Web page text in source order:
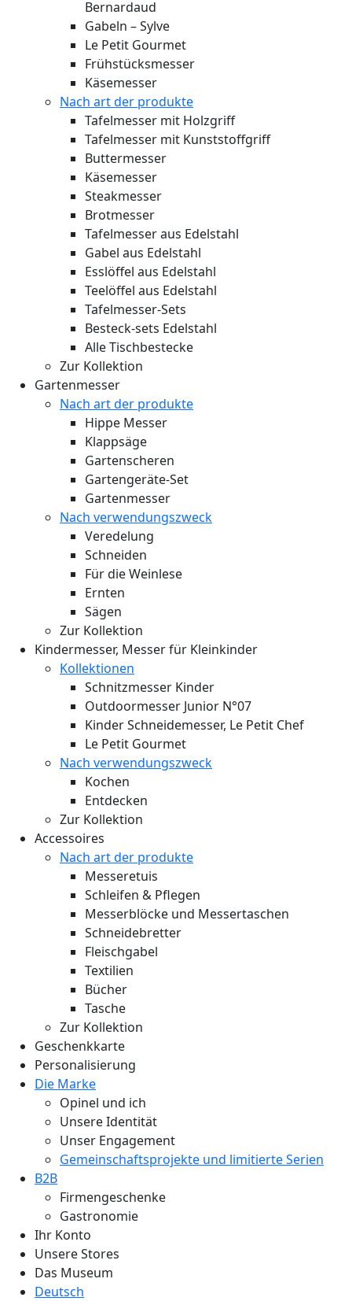
Bernardaud
Gabeln – Sylve
Le Petit Gourmet
Frühstücksmesser
Käsemesser
Nach art der produkte
Tafelmesser mit Holzgriff
Tafelmesser mit Kunststoffgriff
Buttermesser
Käsemesser
Steakmesser
Brotmesser
Tafelmesser aus Edelstahl
Gabel aus Edelstahl
Esslöffel aus Edelstahl
Teelöffel aus Edelstahl
Tafelmesser-Sets
Besteck-sets Edelstahl
Alle Tischbestecke
Zur Kollektion
Gartenmesser
Nach art der produkte
Hippe Messer
Klappsäge
Gartenscheren
Gartengeräte-Set
Gartenmesser
Nach verwendungszweck
Veredelung
Schneiden
Für die Weinlese
Ernten
Sägen
Zur Kollektion
Kindermesser, Messer für Kleinkinder
Kollektionen
Schnitzmesser Kinder
Outdoormesser Junior N°07
Kinder Schneidemesser, Le Petit Chef
Le Petit Gourmet
Nach verwendungszweck
Kochen
Entdecken
Zur Kollektion
Accessoires
Nach art der produkte
Messeretuis
Schleifen & Pflegen
Messerblöcke und Messertaschen
Schneidebretter
Fleischgabel
Textilien
Bücher
Tasche
Zur Kollektion
Geschenkkarte
Personalisierung
Die Marke
Opinel und ich
Unsere Identität
Unser Engagement
Gemeinschaftsprojekte und limitierte Serien
B2B
Firmengeschenke
Gastronomie
Ihr Konto
Unsere Stores
Das Museum
Deutsch